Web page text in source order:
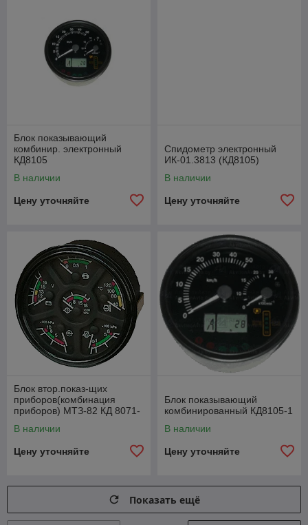
Блок показывающий
комбинир. электронный
КД8105
В наличии
Цену уточняйте
Спидометр электронный
ИК-01.3813 (КД8105)
В наличии
Цену уточняйте
Блок втор.показ-щих
приборов(комбинация
приборов) МТЗ-82 КД 8071-
В наличии
Цену уточняйте
Блок показывающий
комбинированный КД8105-1
В наличии
Цену уточняйте
Показать ещё